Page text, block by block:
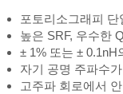
포토리소그래피
높은 SRF, 우수한
± 1% 또는 ± 0.1nH
자기 공명 주파수
고주파 회로에서